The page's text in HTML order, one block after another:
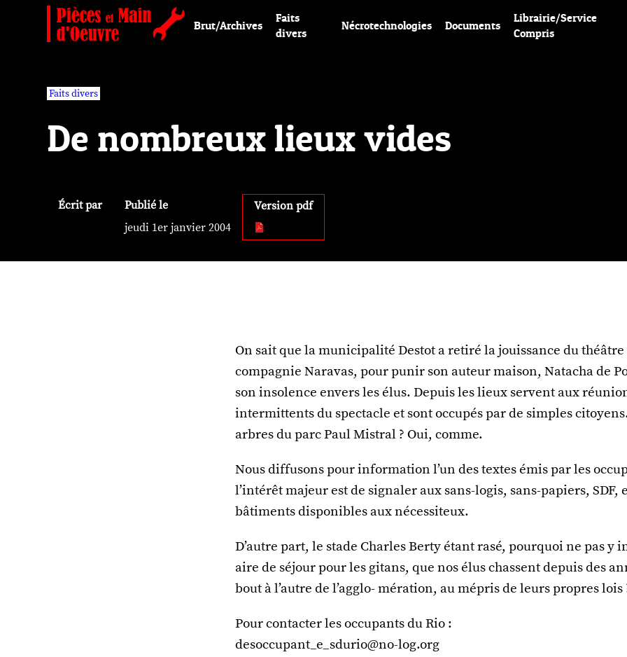
Brut/Archives
Faits
divers
Nécrotechnologies Documents
Librairie/Service
Compris
Faits divers
De nombreux lieux vides
Écrit par
Publié le
jeudi 1er janvier 2004
Version pdf
On sait que la municipalité Destot a retiré la jouissance du théâtre
compagnie Naravas, pour punir son auteur maison, Natacha de
son insolence envers les élus. Depuis les lieux servent aux
intermittents du spectacle et sont occupés par de simples
arbres du parc Paul Mistral ? Oui, comme.
Nous diffusons pour information l’un des textes émis par les
l’intérêt majeur est de signaler aux sans-logis, sans-papiers, SDF,
bâtiments disponibles aux nécessiteux.
D’autre part, le stade Charles Berty étant rasé, pourquoi ne pas y
aire de séjour pour les gitans, que nos élus chassent depuis des
bout à l’autre de l’agglo- mération, au mépris de leurs propres lois
Pour contacter les occupants du Rio :
desoccupant_e_sdurio@no-log.org